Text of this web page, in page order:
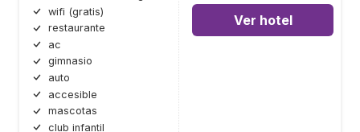
wifi (gratis)
restaurante
ac
gimnasio
auto
accesible
mascotas
club infantil
Ver hotel